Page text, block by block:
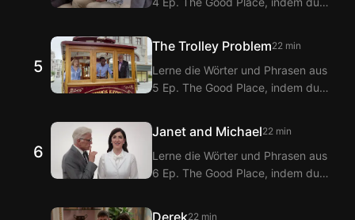
Langflix erhältst du
Ep. The Good Place.
Langflix Erweiterungen ansiehst!
Mit der Doppeltitel-Funktion von
Langflix erhältst du
Ep. The Good Place.
5
The Trolley Problem22 min
Lerne die Wörter und Phrasen aus
5 Ep. The Good Place, indem du
Langflix Erweiterungen ansiehst!
Mit der Doppeltitel-Funktion von
Langflix erhältst du
Ep. The Good Place.
6
Janet and Michael22 min
Lerne die Wörter und Phrasen aus
6 Ep. The Good Place, indem du
Derek22 min